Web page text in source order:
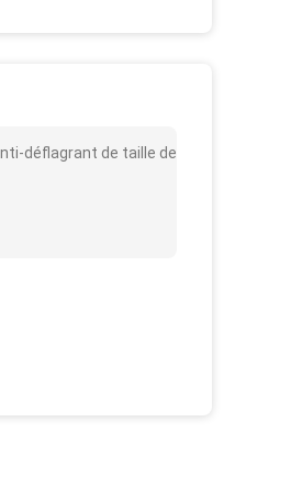
déflagrant de taille de